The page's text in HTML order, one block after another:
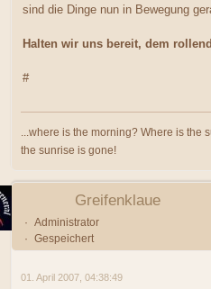
sind die Dinge nun in Bewegung
Halten wir uns bereit, dem
#
...where is the morning? Where is the
the sunrise is gone!
Greifenklaue
Administrator
Gespeichert
01. April 2007, 04:38:49